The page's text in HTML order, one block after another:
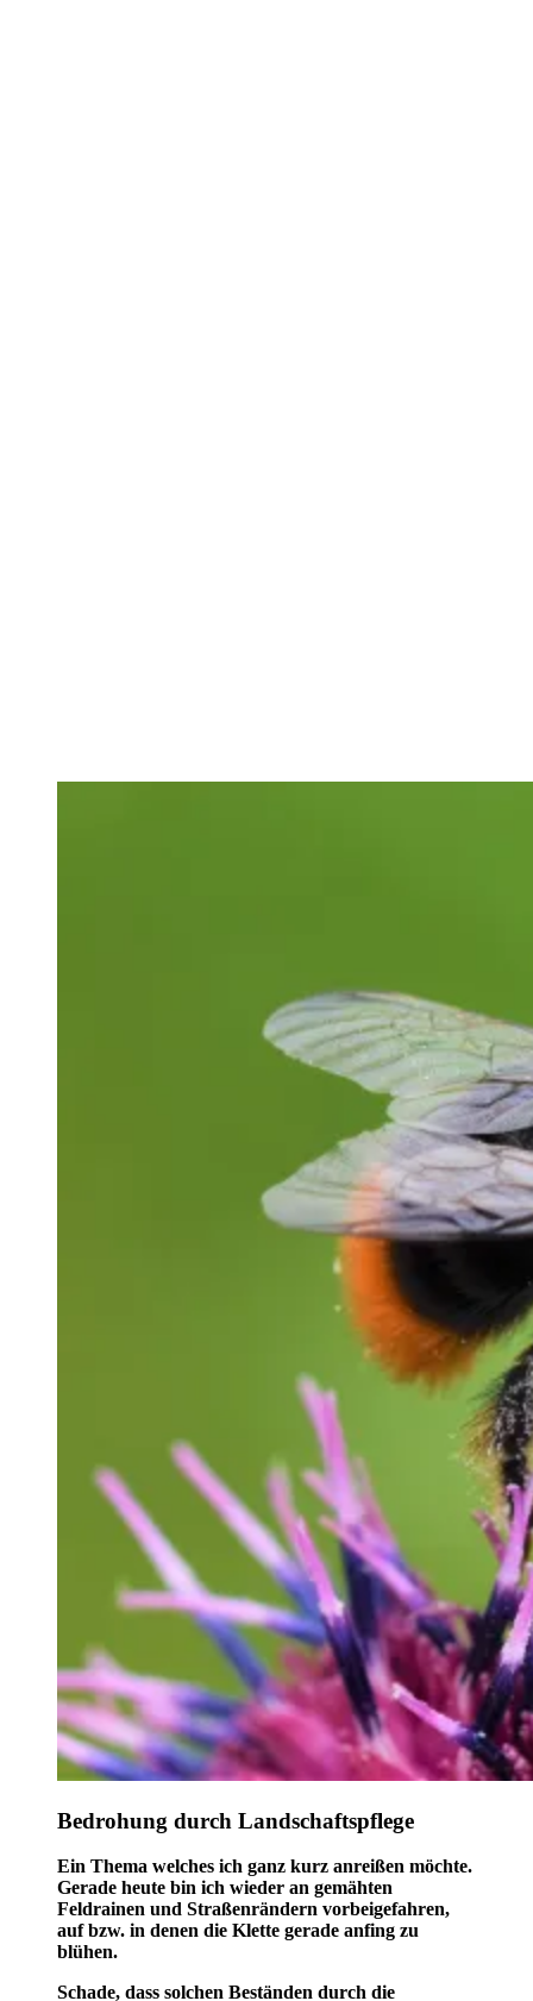
Bedrohung durch Landschaftspflege
Ein Thema welches ich ganz kurz anreißen möchte.
Gerade heute bin ich wieder an gemähten
Feldrainen und Straßenrändern vorbeigefahren,
auf bzw. in denen die Klette gerade anfing zu
blühen.
Schade, dass solchen Beständen durch die